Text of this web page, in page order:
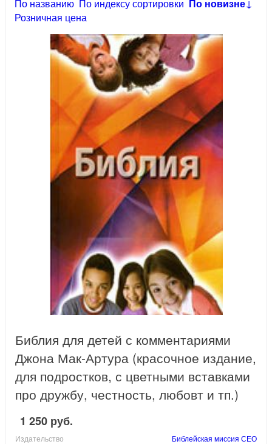
По названию По индексу сортировки По новизне↓
Розничная цена
Библия для детей с комментариями
Джона Мак-Артура (красочное издание,
для подростков, с цветными вставками
про дружбу, честность, любовт и тп.)
1 250 руб.
Издательство Библейская миссия СЕО